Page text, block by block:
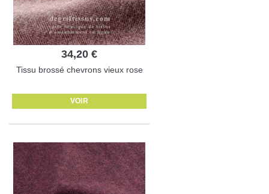
34,20 €
Tissu brossé chevrons vieux rose
VOIR